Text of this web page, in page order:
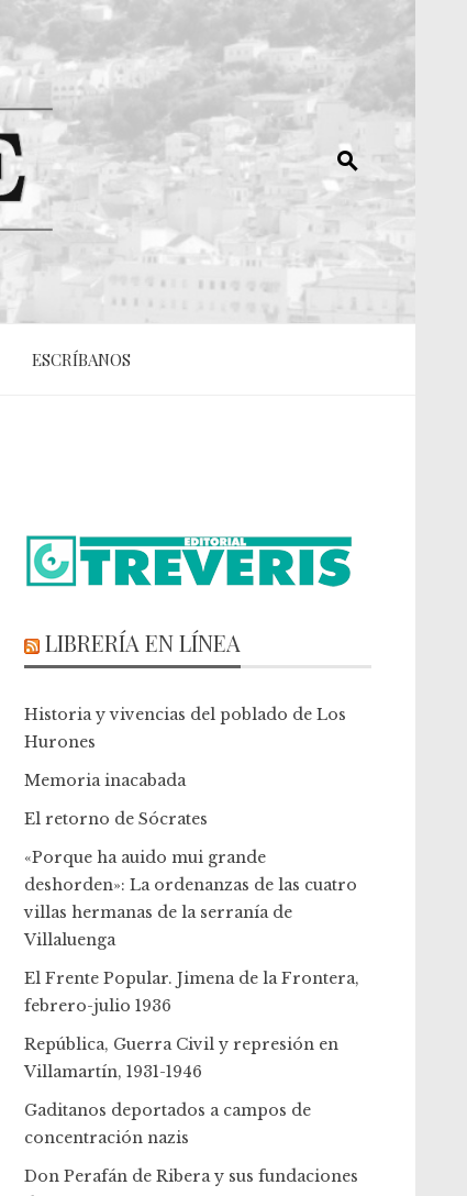
ESCRÍBANOS
LIBRERÍA EN LÍNEA
Historia y vivencias del poblado de Los
Hurones
Memoria inacabada
El retorno de Sócrates
«Porque ha auido mui grande
deshorden»: La ordenanzas de las cuatro
villas hermanas de la serranía de
Villaluenga
El Frente Popular. Jimena de la Frontera,
febrero-julio 1936
República, Guerra Civil y represión en
Villamartín, 1931-1946
Gaditanos deportados a campos de
concentración nazis
Don Perafán de Ribera y sus fundaciones